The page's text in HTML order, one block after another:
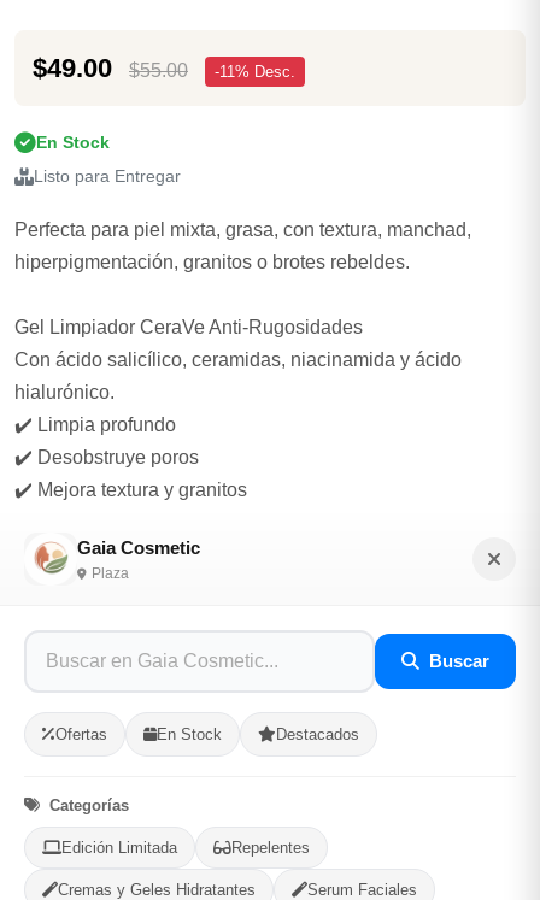
Gaia Cosmetic
Plaza
Buscar
Ofertas En Stock Destacados
Categorías
Edición Limitada Repelentes
Cremas y Geles Hidratantes Serum Faciales
$49.00 $55.00 -11% Desc.
En Stock
Listo para Entregar
Perfecta para piel mixta, grasa, con textura, manchad,
hiperpigmentación, granitos o brotes rebeldes.
Gel Limpiador CeraVe Anti-Rugosidades
Con ácido salicílico, ceramidas, niacinamida y ácido
hialurónico.
✔️ Limpia profundo
✔️ Desobstruye poros
✔️ Mejora textura y granitos
✔️ Reduce acné y rojeces
✔️ Ayuda con manchas post-acné
✔️ Unifica el tono
☀️ Protector Solar Neutrogena Clear Face FPS 50
El paso que lo cambia todo.
✔️ Protege sin sensación grasa